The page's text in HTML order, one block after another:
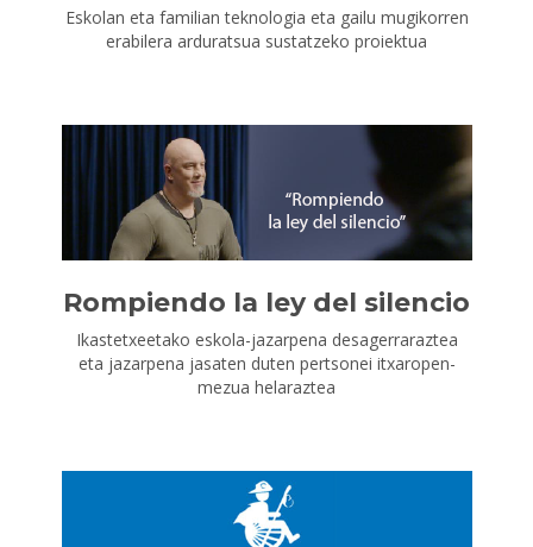
Eskolan eta familian teknologia eta gailu mugikorren
erabilera arduratsua sustatzeko proiektua
Rompiendo la ley del silencio
Ikastetxeetako eskola-jazarpena desagerraraztea
eta jazarpena jasaten duten pertsonei itxaropen-
mezua helaraztea